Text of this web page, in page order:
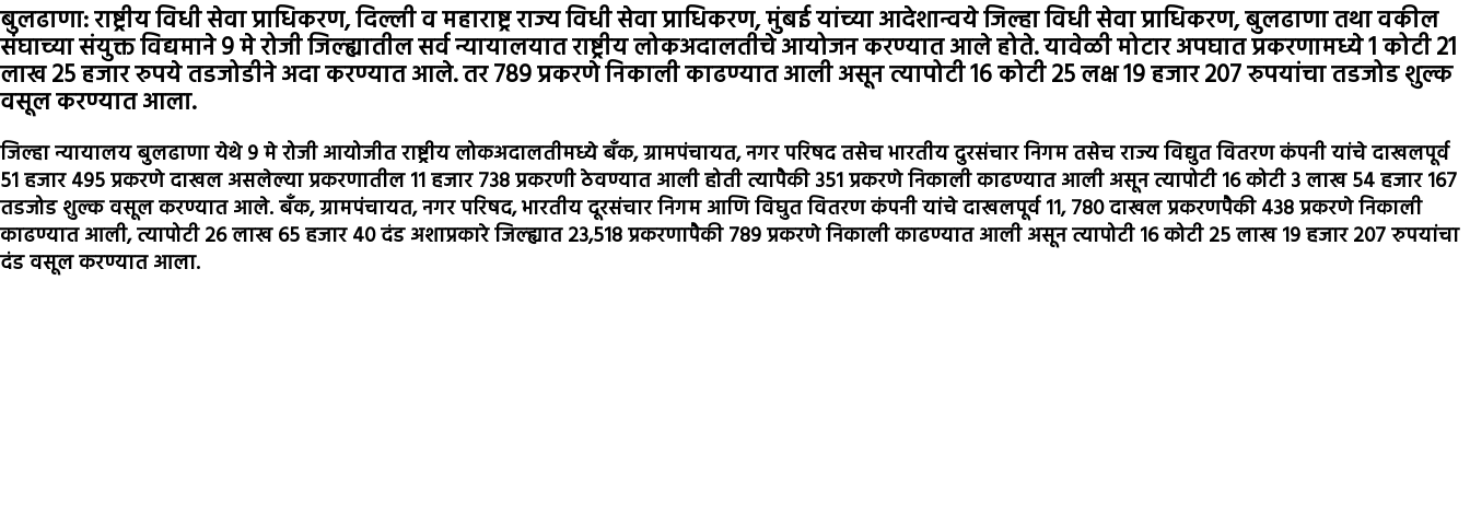
बुलढाणा: राष्ट्रीय विधी सेवा प्राधिकरण, दिल्ली व महाराष्ट्र राज्य विधी सेवा प्राधिकरण, मुंबई यांच्या आदेशान्वये जिल्हा विधी सेवा प्राधिकरण, बुलढाणा तथा वकील
संघाच्या संयुक्त विद्यमाने 9 मे रोजी जिल्ह्यातील सर्व न्यायालयात राष्ट्रीय लोकअदालतीचे आयोजन करण्यात आले होते. यावेळी मोटार अपघात प्रकरणामध्ये 1 कोटी 21
लाख 25 हजार रुपये तडजोडीने अदा करण्यात आले. तर 789 प्रकरणे निकाली काढण्यात आली असून त्यापोटी 16 कोटी 25 लक्ष 19 हजार 207 रुपयांचा तडजोड शुल्क
वसूल करण्यात आला.
जिल्हा न्यायालय बुलढाणा येथे 9 मे रोजी आयोजीत राष्ट्रीय लोकअदालतीमध्ये बँक, ग्रामपंचायत, नगर परिषद तसेच भारतीय दुरसंचार निगम तसेच राज्य विद्युत वितरण कंपनी यांचे दाखलपूर्व
51 हजार 495 प्रकरणे दाखल असलेल्या प्रकरणातील 11 हजार 738 प्रकरणी ठेवण्यात आली होती त्यापैकी 351 प्रकरणे निकाली काढण्यात आली असून त्यापोटी 16 कोटी 3 लाख 54 हजार 167
तडजोड शुल्क वसूल करण्यात आले. बँक, ग्रामपंचायत, नगर परिषद, भारतीय दूरसंचार निगम आणि विघुत वितरण कंपनी यांचे दाखलपूर्व 11, 780 दाखल प्रकरणपैकी 438 प्रकरणे निकाली
काढण्यात आली, त्यापोटी 26 लाख 65 हजार 40 दंड अशाप्रकारे जिल्ह्यात 23,518 प्रकरणापैकी 789 प्रकरणे निकाली काढण्यात आली असून त्यापोटी 16 कोटी 25 लाख 19 हजार 207 रुपयांचा
दंड वसूल करण्यात आला.